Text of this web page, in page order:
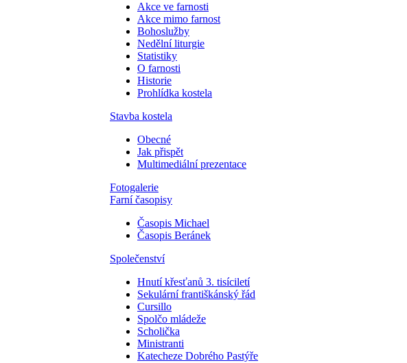
Akce ve farnosti
Akce mimo farnost
Bohoslužby
Nedělní liturgie
Statistiky
O farnosti
Historie
Prohlídka kostela
Stavba kostela
Obecné
Jak přispět
Multimediální prezentace
Fotogalerie
Farní časopisy
Časopis Michael
Časopis Beránek
Společenství
Hnutí křesťanů 3. tisíciletí
Sekulární františkánský řád
Cursillo
Spolčo mládeže
Scholička
Ministranti
Katecheze Dobrého Pastýře